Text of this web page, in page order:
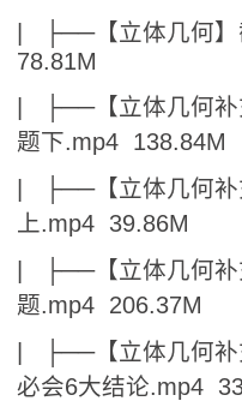
| ├──【立体几何】
78.81M
| ├──【立体几何补
题下.mp4 138.84M
| ├──【立体几何补
上.mp4 39.86M
| ├──【立体几何补
题.mp4 206.37M
| ├──【立体几何补
必会6大结论.mp4